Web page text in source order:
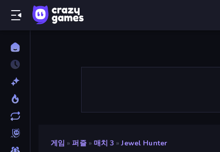
게임 » 퍼즐 » 매치 3 » Jewel Hunter